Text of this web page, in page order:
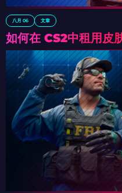
八月 06 文章
如何在 CS2中租用皮